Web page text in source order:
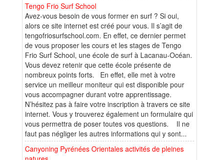
Tengo Frio Surf School
Avez-vous besoin de vous former en surf ? Si oui,
alors ce site internet est créé pour vous. Il s’agit de
tengofriosurfschool.com. En effet, ce dernier permet
de vous proposer les cours et les stages de Tengo
Frio Surf School, une école de surf à Lacanau-Océan.
Vous devez retenir que cette école présente de
nombreux points forts. En effet, elle met à votre
service un meilleur moniteur qui est disponible pour
vous accompagner durant votre apprentissage.
N’hésitez pas à faire votre inscription à travers ce site
internet. Vous y trouverez également un formulaire qui
vous permettra de poser toutes vos questions. Il ne
faut pas négliger les autres informations qui y sont...
Canyoning Pyrénées Orientales activités de pleines